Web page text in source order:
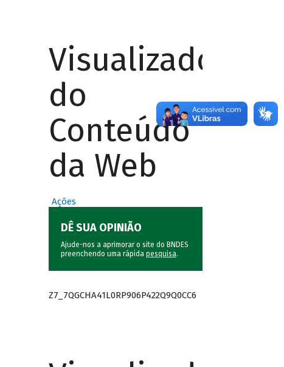
Visualizador
do
Conteúdo
da Web
Ações
DÊ SUA OPINIÃO
Ajude-nos a aprimorar o site do BNDES
preenchendo uma rápida pesquisa.
Z7_7QGCHA41L0RP906P422Q9Q0CC6